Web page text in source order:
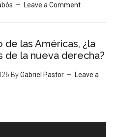
Leave a Comment
de las Américas, ¿la
de la nueva derecha?
ByGabriel Pastor
Leave a